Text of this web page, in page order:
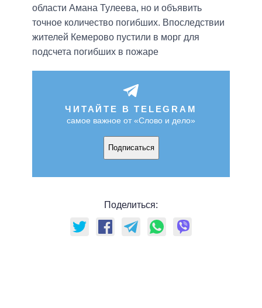
области Амана Тулеева, но и объявить
точное количество погибших. Впоследствии
жителей Кемерово пустили в морг для
подсчета погибших в пожаре
ЧИТАЙТЕ В TELEGRAM
самое важное от «Слово и дело»
Подписаться
Поделиться: